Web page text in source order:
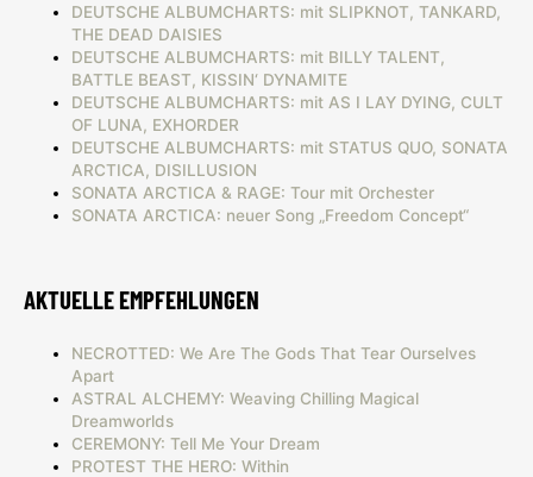
DEUTSCHE ALBUMCHARTS: mit SLIPKNOT, TANKARD,
THE DEAD DAISIES
DEUTSCHE ALBUMCHARTS: mit BILLY TALENT,
BATTLE BEAST, KISSIN‘ DYNAMITE
DEUTSCHE ALBUMCHARTS: mit AS I LAY DYING, CULT
OF LUNA, EXHORDER
DEUTSCHE ALBUMCHARTS: mit STATUS QUO, SONATA
ARCTICA, DISILLUSION
SONATA ARCTICA & RAGE: Tour mit Orchester
SONATA ARCTICA: neuer Song „Freedom Concept“
AKTUELLE EMPFEHLUNGEN
NECROTTED: We Are The Gods That Tear Ourselves
Apart
ASTRAL ALCHEMY: Weaving Chilling Magical
Dreamworlds
CEREMONY: Tell Me Your Dream
PROTEST THE HERO: Within